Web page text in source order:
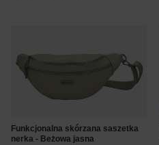
Funkcjonalna skórzana saszetka
nerka - Beżowa jasna